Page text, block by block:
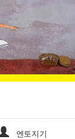
엔토지기